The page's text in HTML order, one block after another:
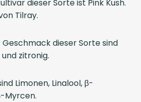
dieser Sorte ist Pink Kush.
Tilray.
dieser Sorte sind
zitronig.
Limonen, Linalool, β-
Myrcen.